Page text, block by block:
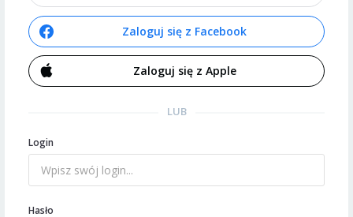
Zaloguj się z Facebook
Zaloguj się z Apple
LUB
Login
Hasło